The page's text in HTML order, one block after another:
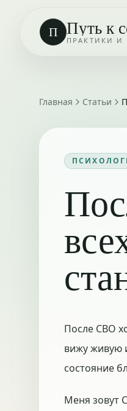
П Путь к
ПРАКТИКИ И
Главная Статьи
После СВО
вижу живую
состояние
Меня зовут